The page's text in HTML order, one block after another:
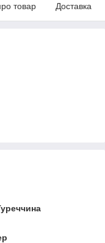
товар Доставка